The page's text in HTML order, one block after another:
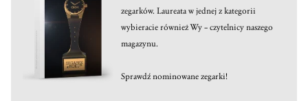
zegarków. Laureata w jednej z kategorii
wybieracie również Wy – czytelnicy naszego
magazynu.
Sprawdź nominowane zegarki!